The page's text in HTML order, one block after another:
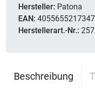
Hersteller: Patona
EAN: 4055655217347
Herstellerart.-Nr.:
Beschreibung